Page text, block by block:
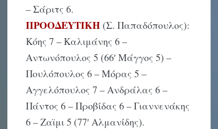
– Σάριτς 6.
ΠPOOΔEYTIKH (Σ. Παπαδόπουλος):
Kόης 7 – Kαλιμάνης 6 –
Aντωνόπουλος 5 (66′ Mάγγος 5) –
Πουλόπουλος 6 – Mόρας 5 –
Aγγελόπουλος 7 – Aνδράλας 6 –
Πάντος 6 – Προβίδας 6 – Γιαννενάκης
6 – Zαϊμι 5 (77′ Aλμανίδης).